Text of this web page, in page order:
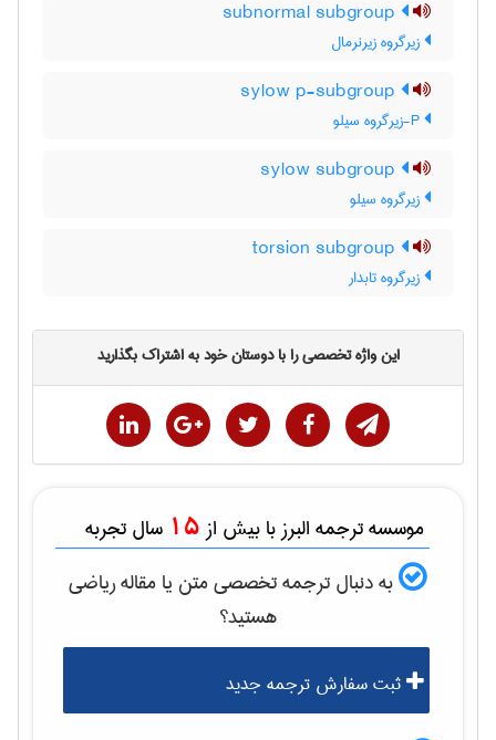
زیرگروه زیرنرمال
زیرگروه سیلو
زیرگروه تابدار
این واژه تخصصی را با دوستان خود به اشتراک بگذارید
موسسه ترجمه البرز با بیش از 15 سال تجربه
به دنبال ترجمه تخصصی متن یا مقالهرياضی
هستید؟
ثبت سفارش ترجمه جدید